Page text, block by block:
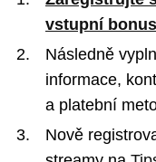
vstupní
Následně
informace,
a platební
Nově